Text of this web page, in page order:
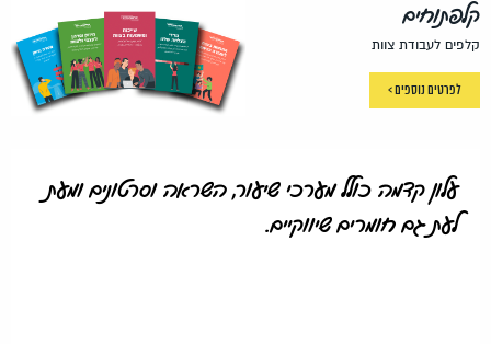
קלפתוחים
קלפים לעבודת צוות
לפרטים נוספים >
עלון קדמה כולל מערכי שיעור, השראה וסרטונים ומעת
לעת גם חומרים שיווקיים.